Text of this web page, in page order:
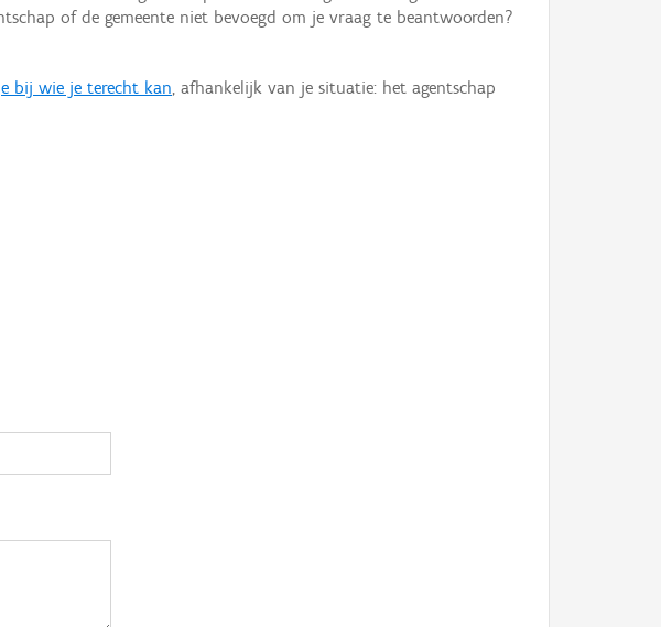
of de gemeente niet bevoegd om je vraag te beantwoorden?
bij wie je terecht kan, afhankelijk van je situatie: het agentschap